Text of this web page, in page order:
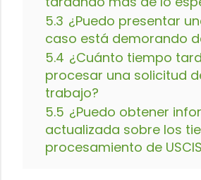
5.3 ¿Puedo presentar
caso está demorando
5.4 ¿Cuánto tiempo
procesar una solicitud
trabajo?
5.5 ¿Puedo obtener
actualizada sobre los
procesamiento de